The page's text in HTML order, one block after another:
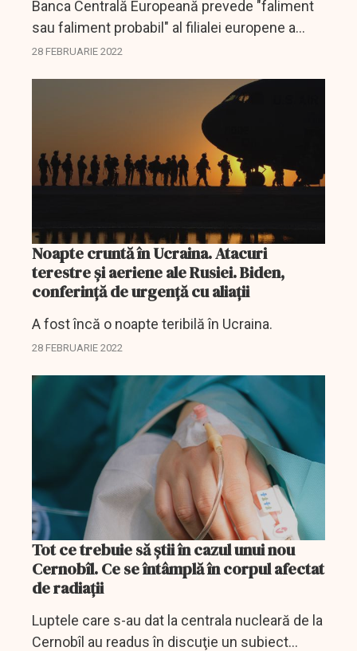
Banca Centrală Europeană prevede "faliment
sau faliment probabil" al filialei europene a
băncii ruseşti Sberbank.
28 FEBRUARIE 2022
Noapte cruntă în Ucraina. Atacuri
terestre şi aeriene ale Rusiei. Biden,
conferinţă de urgenţă cu aliaţii
A fost încă o noapte teribilă în Ucraina.
28 FEBRUARIE 2022
Tot ce trebuie să știi în cazul unui nou
Cernobîl. Ce se întâmplă în corpul afectat
de radiaţii
Luptele care s-au dat la centrala nucleară de la
Cernobîl au readus în discuţie un subiect